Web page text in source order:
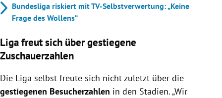
Bundesliga riskiert mit TV-Selbstverwertung: „Keine
Frage des Wollens“
Liga freut sich über gestiegene
Zuschauerzahlen
Die Liga selbst freute sich nicht zuletzt über die
gestiegenen Besucherzahlen in den Stadien. „Wir